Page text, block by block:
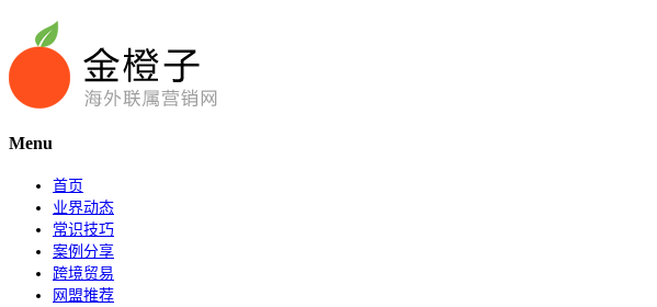
Menu
首页
业界动态
常识技巧
案例分享
跨境贸易
网盟推荐